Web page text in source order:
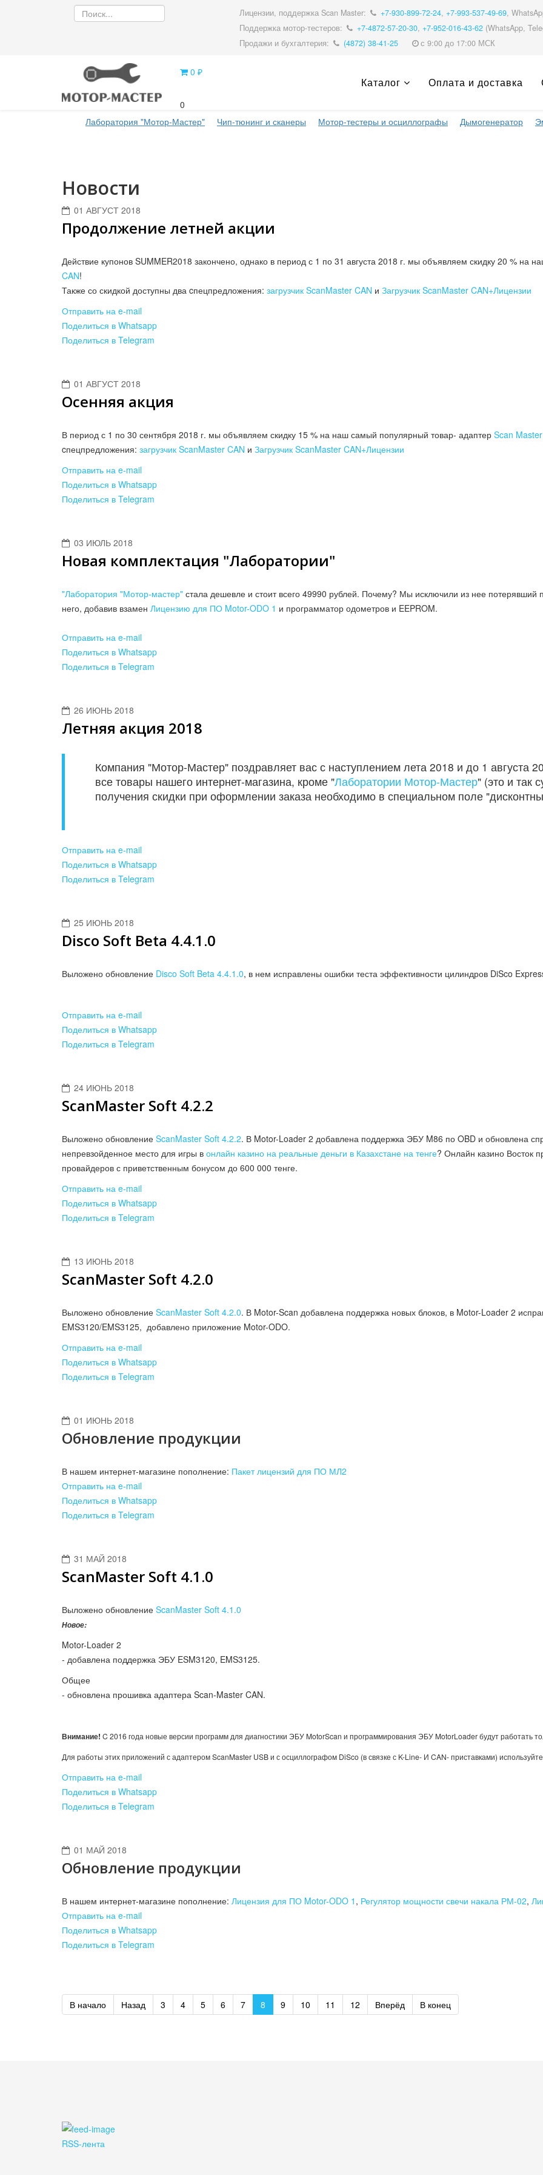
Лицензии, поддержка Scan Master: +7-930-899-72-24, +7-993-537-49-69,
Поддержка мотор-тестеров:
+7-4872-57-20-30, +7-952-016-43-62(WhatsApp,
Продажи и бухгалтерия:
(4872) 38-41-25 с 9:00 до 17:00 МСК
0 ₽
0
Каталог Оплата и доставка
Лаборатория "Мотор-Мастер" Чип-тюнинг и сканеры Мотор-тестеры и осциллографы Дымогенератор
Новости
01 АВГУСТ 2018
Продолжение летней акции
Действие купонов SUMMER2018 закончено, однако в период с 1 по 31 августа 2018 г. мы объявляем скидку 20 % на
CAN!
Также со скидкой доступны два cпецпредложения: загрузчик ScanMaster CAN и Загрузчик ScanMaster CAN+Лицензии
Отправить на e-mail
Поделиться в Whatsapp
Поделиться в Telegram
01 АВГУСТ 2018
Осенняя акция
В период с 1 по 30 сентября 2018 г. мы объявляем скидку 15 % на наш самый популярный товар- адаптер Scan
cпецпредложения: загрузчик ScanMaster CAN и Загрузчик ScanMaster CAN+Лицензии
Отправить на e-mail
Поделиться в Whatsapp
Поделиться в Telegram
03 ИЮЛЬ 2018
Новая комплектация "Лаборатории"
"Лаборатория "Мотор-мастер" стала дешевле и стоит всего 49990 рублей. Почему? Мы исключили из нее потерявший
него, добавив взамен Лицензию для ПО Motor-ODO 1 и программатор одометров и EEPROM.
Отправить на e-mail
Поделиться в Whatsapp
Поделиться в Telegram
26 ИЮНЬ 2018
Летняя акция 2018
Компания "Мотор-Мастер" поздравляет вас с наступлением лета 2018 и до 1 августа
все товары нашего интернет-магазина, кроме "Лаборатории Мотор-Мастер" (это и так
получения скидки при оформлении заказа необходимо в специальном поле
Отправить на e-mail
Поделиться в Whatsapp
Поделиться в Telegram
25 ИЮНЬ 2018
Disco Soft Beta 4.4.1.0
Выложено обновление Disco Soft Beta 4.4.1.0, в нем исправлены ошибки теста эффективности цилиндров DiSco
Отправить на e-mail
Поделиться в Whatsapp
Поделиться в Telegram
24 ИЮНЬ 2018
ScanMaster Soft 4.2.2
Выложено обновление ScanMaster Soft 4.2.2. В Motor-Loader 2 добавлена поддержка ЭБУ M86 по OBD и обновлена
непревзойденное место для игры в онлайн казино на реальные деньги в Казахстане на тенге? Онлайн казино Восток
провайдеров с приветственным бонусом до 600 000 тенге.
Situațiile de criză, cum ar fi o urgență medicală sau o reparație auto care nu poate fi amânată,
necesită un răspuns prompt din partea unui partener financiar de încredere. Alegând
urgenteprin platforma noastră, ai garanția că cererea ta va fi analizată cu prioritate, oferindu-ți
rapiditatea transferului bancar fac din serviciul nostru alegerea numărul unu pentru mii de români care
au nevoie de un sprijin financiar sigur.
Отправить на e-mail
Поделиться в Whatsapp
Поделиться в Telegram
13 ИЮНЬ 2018
ScanMaster Soft 4.2.0
Выложено обновление ScanMaster Soft 4.2.0. В Motor-Scan добавлена поддержка новых блоков, в Motor-Loader 2
EMS3120/EMS3125, добавлено приложение Motor-ODO.
Отправить на e-mail
Поделиться в Whatsapp
Поделиться в Telegram
01 ИЮНЬ 2018
Обновление продукции
В нашем интернет-магазине пополнение: Пакет лицензий для ПО МЛ2
Отправить на e-mail
Поделиться в Whatsapp
Поделиться в Telegram
31 МАЙ 2018
ScanMaster Soft 4.1.0
Выложено обновление ScanMaster Soft 4.1.0
Новое:
Motor-Loader 2
- добавлена поддержка ЭБУ ESM3120, EMS3125.
Общее
- обновлена прошивка адаптера Scan-Master CAN.
Внимание! C 2016 года новые версии программ для диагностики ЭБУ MotorScan и программирования ЭБУ MotorLoader будут работать
Для работы этих приложений с адаптером ScanMaster USB и с осциллографом DiSco (в связке с K-Line- И CAN- приставками)
Отправить на e-mail
Поделиться в Whatsapp
Поделиться в Telegram
01 МАЙ 2018
Обновление продукции
В нашем интернет-магазине пополнение: Лицензия для ПО Motor-ODO 1 , Регулятор мощности свечи накала РМ-02,
Отправить на e-mail
Поделиться в Whatsapp
Поделиться в Telegram
В начало Назад 3 4 5 6 7 8 9 10 11 12 Вперёд В конец
RSS-лента